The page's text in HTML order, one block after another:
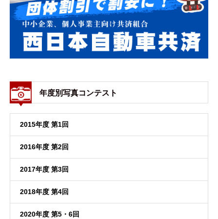
年度別写真コンテスト
2015年度 第1回
2016年度 第2回
2017年度 第3回
2018年度 第4回
2020年度 第5・6回